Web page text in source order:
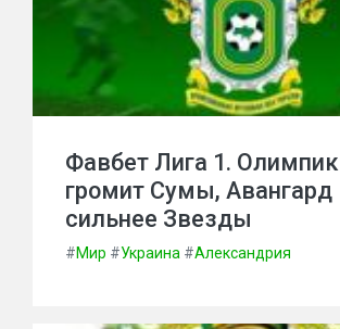
Фавбет Лига 1. Олимпик
громит Сумы, Авангард
сильнее Звезды
#Мир #Украина #Александрия